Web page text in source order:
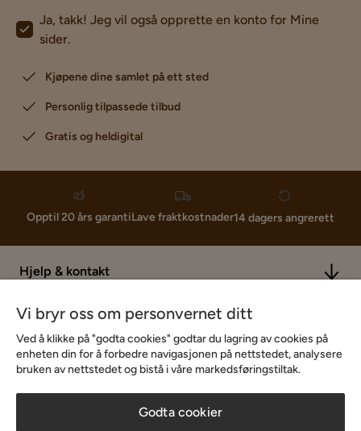
Ja, takk! Jeg vil også opprette en konto for Mine
sider.
Kjøpene dine samlet på ett sted
Personlig tilpassede tilbud
Gratis og heldigital
Opptil 20 års garantiLave fraktkostnader14 dagers angrerett
Hjelp & kontakt
Sortiment & tilbud
Inspirasjon
Vi bryr oss om personvernet ditt
Ved å klikke på "godta cookies" godtar du lagring av cookies på
enheten din for å forbedre navigasjonen på nettstedet, analysere
bruken av nettstedet og bistå i våre markedsføringstiltak.
Godta cookier